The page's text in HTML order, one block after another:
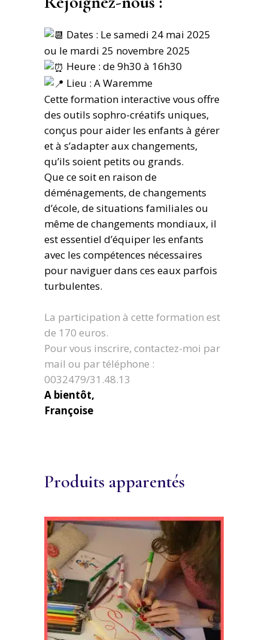
Dates : Le samedi 24 mai 2025
ou le mardi 25 novembre 2025
Heure : de 9h30 à 16h30
Lieu : A Waremme
Cette formation interactive vous offre
des outils sophro-créatifs uniques,
conçus pour aider les enfants à gérer
et à s’adapter aux changements,
qu’ils soient petits ou grands.
Que ce soit en raison de
déménagements, de changements
d’école, de situations familiales ou
même de changements mondiaux, il
est essentiel d’équiper les enfants
avec les compétences nécessaires
pour naviguer dans ces eaux parfois
turbulentes.
La participation à cette formation est
de 170 euros.
Pour vous inscrire, contactez-moi par
mail ou par téléphone :
0032479/31.48.13
A bientôt,
Françoise
Produits apparentés